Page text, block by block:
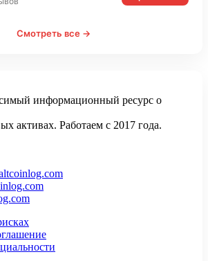
Смотреть все →
информационный ресурс о
активах. Работаем с 2017 года.